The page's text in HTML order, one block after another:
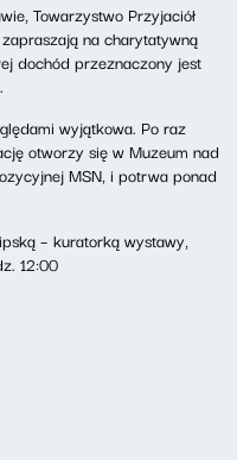
Towarzystwo Przyjaciół
na charytatywną
dochód przeznaczony jest
wyjątkowa. Po raz
otworzy się w Muzeum nad
MSN, i potrwa ponad
– kuratorką wystawy,
12:00